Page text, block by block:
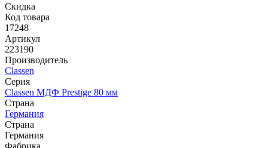
Скидка
Код товара
17248
Артикул
223190
Производитель
Classen
Серия
Classen МДФ Prestige 80 мм
Страна
Германия
Страна
Германия
Фабрика